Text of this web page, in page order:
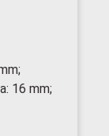
16 mm;